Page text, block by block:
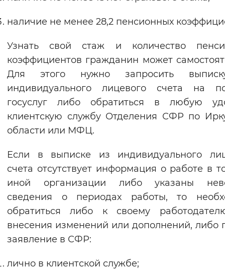
наличие не менее 28,2 пенсионных
Узнать свой стаж и количество
коэффициентов гражданин может
Для этого нужно запросить
индивидуального лицевого счета на
госуслуг либо обратиться в любую
клиентскую службу Отделения СФР по
области или МФЦ.
Если в выписке из индивидуального
счета отсутствует информация о работе в
иной организации либо указаны
сведения о периодах работы, то
обратиться либо к своему
внесения изменений или дополнений, либо
заявление в СФР:
лично в клиентской службе;